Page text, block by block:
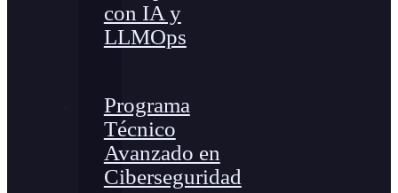
con IA y
LLMOps
Programa
Técnico
Avanzado en
Ciberseguridad